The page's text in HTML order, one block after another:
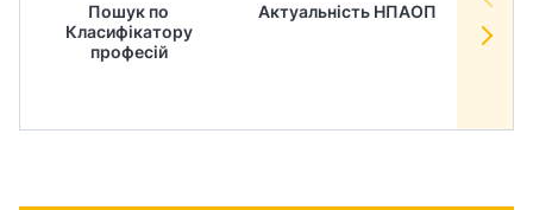
Пошук по
Класифікатору
професій
Актуальність НПАОП